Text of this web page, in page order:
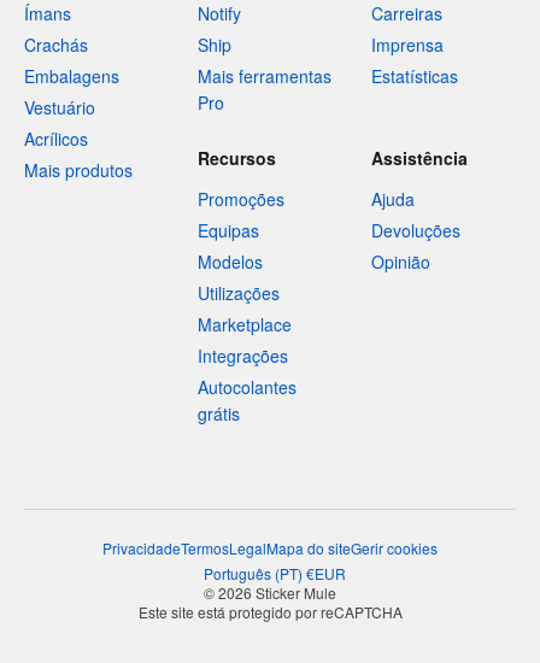
Ímans
Crachás
Embalagens
Vestuário
Acrílicos
Mais produtos
Notify
Ship
Mais ferramentas
Pro
Carreiras
Imprensa
Estatísticas
Recursos
Promoções
Equipas
Modelos
Utilizações
Marketplace
Integrações
Autocolantes
grátis
Assistência
Ajuda
Devoluções
Opinião
PrivacidadeTermosLegalMapa do siteGerir cookies
Português (PT) €EUR
© 2026 Sticker Mule
Este site está protegido por reCAPTCHA